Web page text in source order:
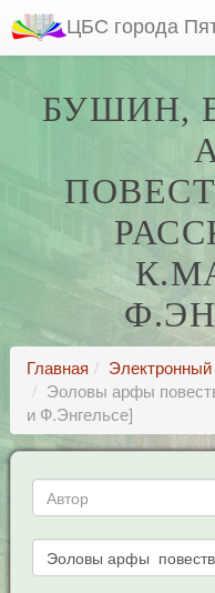
ЦБС города
БУШИН,
Главная
Электронный
Эоловы арфы
и Ф.Энгельсе]